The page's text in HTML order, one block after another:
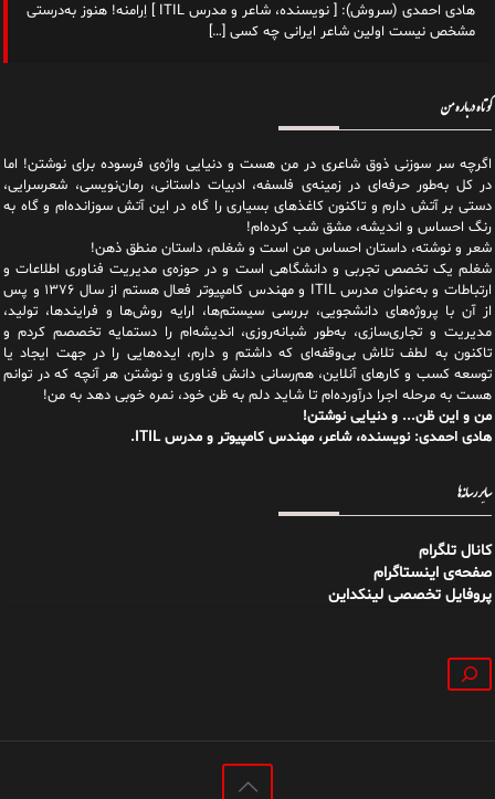
هادی احمدی (سروش): [ نویسنده، شاعر و مدرس ITIL ] اِرامنه! هنوز به‌درستی
مشخص نیست اولین شاعر ایرانی چه کسی […]
کوتاه درباره من
اگرچه سر سوزنی ذوق شاعری در من هست و دنیایی واژه‌‌ی فرسوده برای نوشتن! اما
در کل به‌طور حرفه‌ای در زمینه‌ی فلسفه، ادبیات داستانی، رمان‌نویسی، شعرسرایی،
دستی بر آتش دارم و تاکنون کاغذهای بسیاری را گاه در این آتش سوزانده‌ام و گاه به
رنگ احساس و اندیشه، مشق شب کرده‌ام!
شعر و نوشته، داستان احساس من است و شغلم، داستان منطق ذهن!
شغلم یک تخصص تجربی و دانشگاهی است و در حوزه‌ی مدیریت فناوری اطلاعات و
ارتباطات و به‌عنوان مدرس ITIL و مهندس کامپیوتر فعال هستم از سال ۱۳۷۶ و پس
از آن با پروژه‌های دانشجویی، بررسی سیستم‌ها، ارایه روش‌ها و فرایندها، تولید،
مدیریت و تجاری‌سازی، به‌طور شبانه‌روزی، اندیشه‌ام را دستمایه تخصصم کردم و
تاکنون به لطف تلاش بی‌وقفه‌ای که داشتم و دارم، اید‌ه‌هایی را در جهت ایجاد یا
توسعه کسب و کارهای آنلاین، هم‌رسانی دانش فناوری و نوشتن هر آنچه که در توانم
هست به مرحله اجرا درآورده‌ام تا شاید دلم به ظن خود، نمره خوبی دهد به من!
من و این ظن... و دنیایی نوشتن!
هادی احمدی: نویسنده، شاعر، مهندس کامپیوتر و مدرس ITIL.
سایر رسانه‌ها
کانال تلگرام
صفحه‌ی اینستاگرام
پروفایل تخصصی لینکداین
جستجو